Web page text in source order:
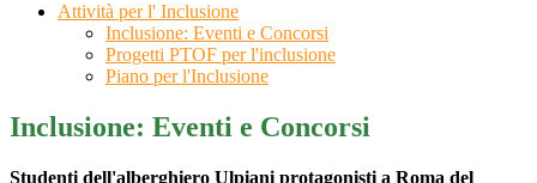
Attività per l' Inclusione
Inclusione: Eventi e Concorsi
Progetti PTOF per l'inclusione
Piano per l'Inclusione
Inclusione: Eventi e Concorsi
Studenti dell'alberghiero Ulpiani protagonisti a Roma del